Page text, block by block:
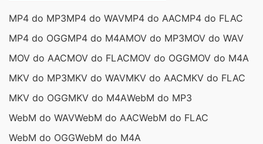
MP4 do MP3MP4 do WAVMP4 do AACMP4 do FLAC
MP4 do OGGMP4 do M4AMOV do MP3MOV do WAV
MOV do AACMOV do FLACMOV do OGGMOV do M4A
MKV do MP3MKV do WAVMKV do AACMKV do FLAC
MKV do OGGMKV do M4AWebM do MP3
WebM do WAVWebM do AACWebM do FLAC
WebM do OGGWebM do M4A